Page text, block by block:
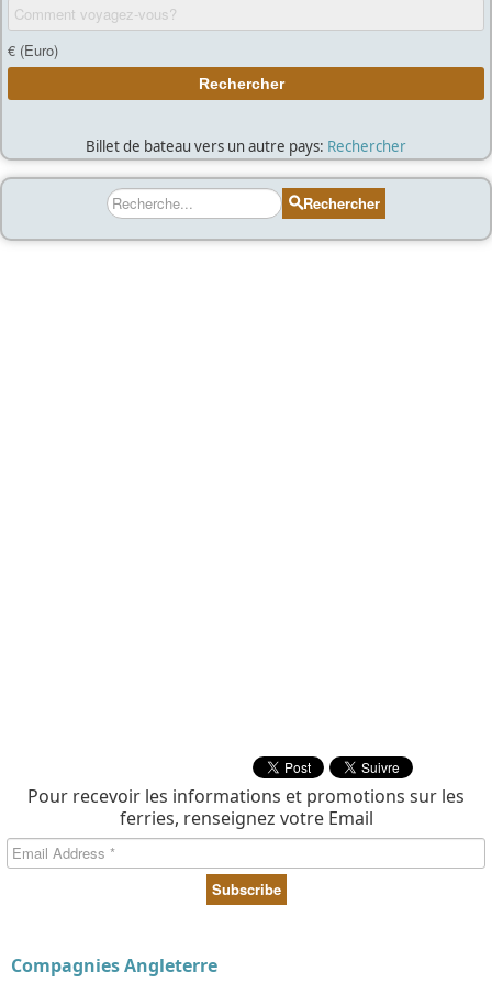
Billet de bateau vers un autre pays: Rechercher
Rechercher Rechercher
Pour recevoir les informations et promotions sur les
ferries, renseignez votre Email
Compagnies Angleterre